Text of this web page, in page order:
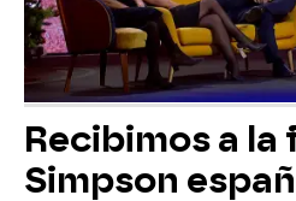
Recibimos a la
Simpson